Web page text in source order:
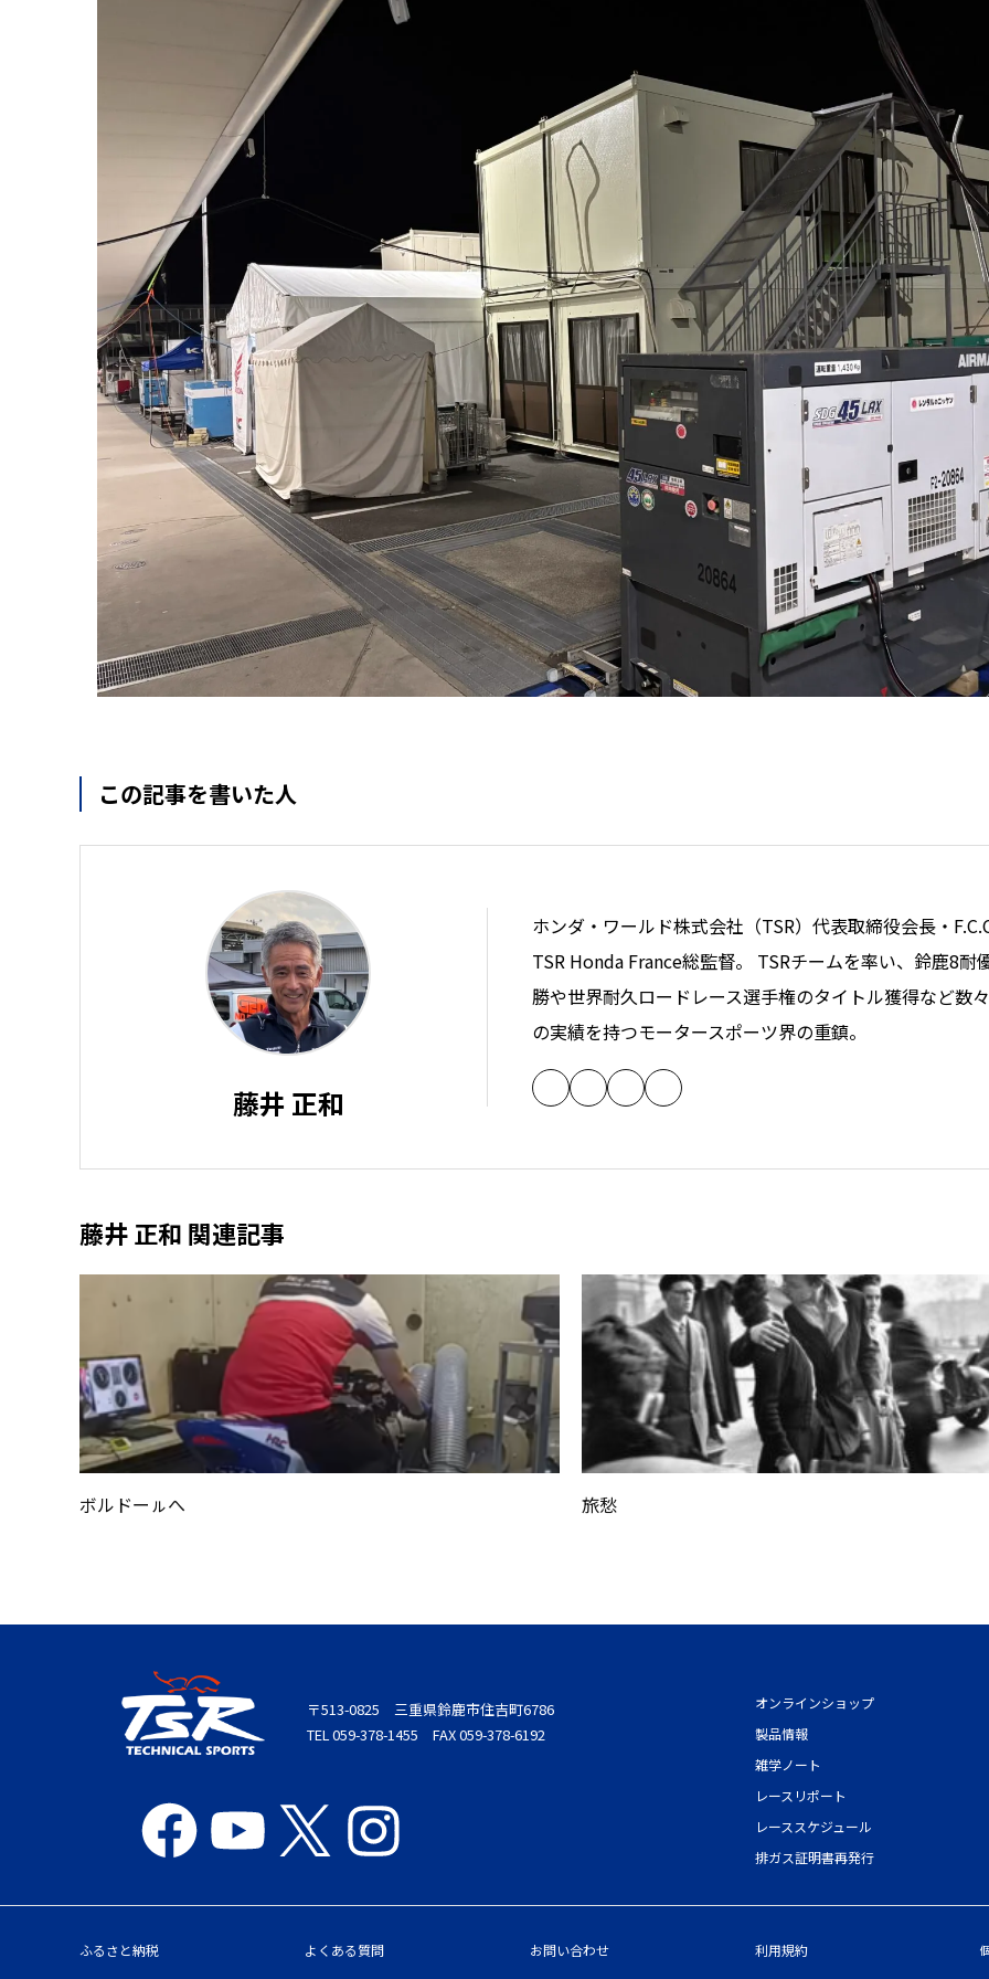
この記事を書いた人
藤井 正和
ホンダ・ワールド株式会社（TSR）代表取締役会長・
TSR Honda France総監督。 TSRチームを率い、鈴鹿8耐
勝や世界耐久ロードレース選手権のタイトル獲得など数々
の実績を持つモータースポーツ界の重鎮。
藤井 正和 関連記事
ボルドーㇽへ 旅愁
〒513-0825 三重県鈴鹿市住吉町6786
TEL 059-378-1455 FAX 059-378-6192
オンラインショップ
製品情報
雑学ノート
レースリポート
レーススケジュール
排ガス証明書再発行
ふるさと納税 よくある質問 お問い合わせ 利用規約